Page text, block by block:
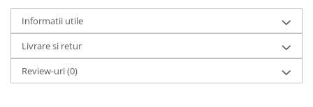
Informatii utile
Livrare si retur
Review-uri(0)